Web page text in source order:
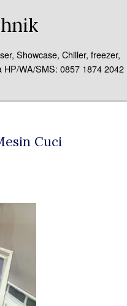
Showcase, Chiller, freezer,
WA/SMS: 0857 1874 2042
Cuci